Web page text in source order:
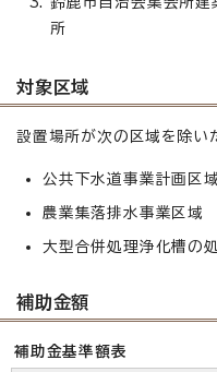
所
対象区域
設置場所が次の区域を除い
公共下水道事業計画区域
農業集落排水事業区域
大型合併処理浄化槽の
補助金額
補助金基準額表